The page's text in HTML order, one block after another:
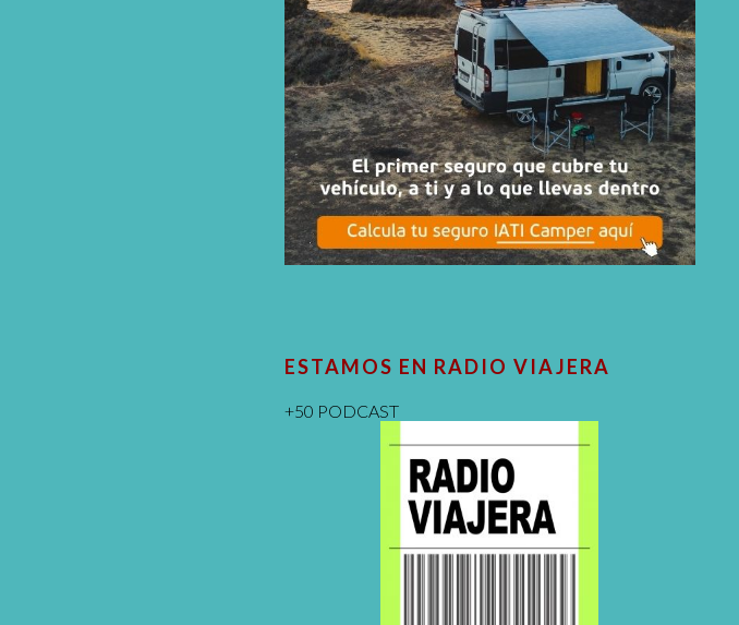
ESTAMOS EN RADIO VIAJERA
+50 PODCAST